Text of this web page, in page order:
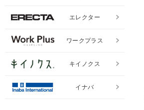
エレクター
ワークプラス
キイノクス
イナバ